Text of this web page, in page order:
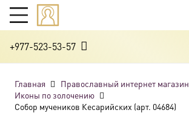
+977-523-53-57
Главная
Православный интернет магазин
Иконы по золочению
Собор мучеников Кесарийских (арт. 04684)